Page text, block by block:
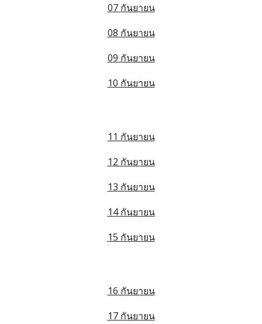
07 กันยายน
08 กันยายน
09 กันยายน
10 กันยายน
11 กันยายน
12 กันยายน
13 กันยายน
14 กันยายน
15 กันยายน
16 กันยายน
17 กันยายน